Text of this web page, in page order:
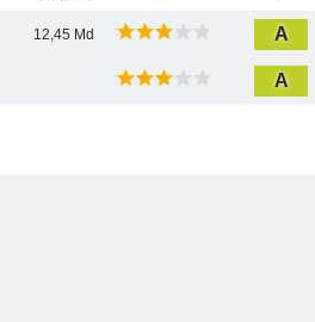
12,45 Md A
A